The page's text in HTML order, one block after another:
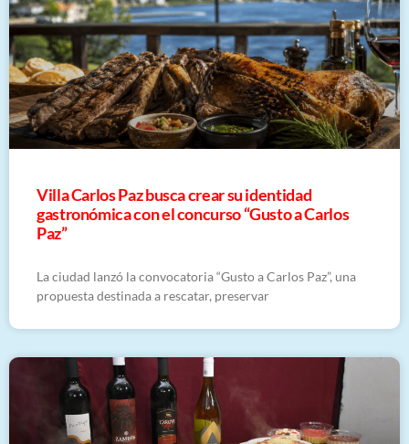
Villa Carlos Paz busca crear su identidad
gastronómica con el concurso “Gusto a Carlos
Paz”
La ciudad lanzó la convocatoria “Gusto a Carlos Paz”, una
propuesta destinada a rescatar, preservar